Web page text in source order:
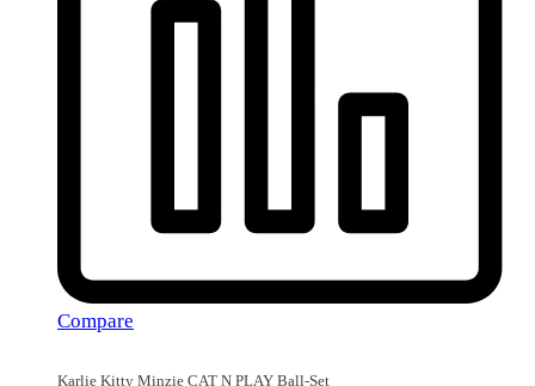
Compare
Karlie Kitty Minzie CAT N PLAY Ball-Set